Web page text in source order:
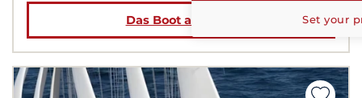
Das Boot ansehen Set your